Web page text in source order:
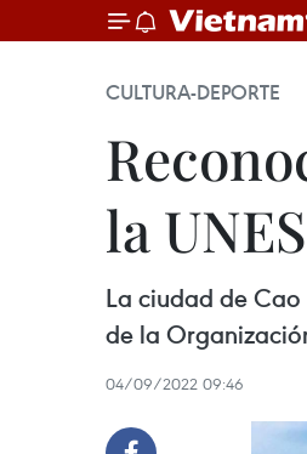
CULTURA-DEPORTE
la
La ciudad de
de la
04/09/2022 09:46